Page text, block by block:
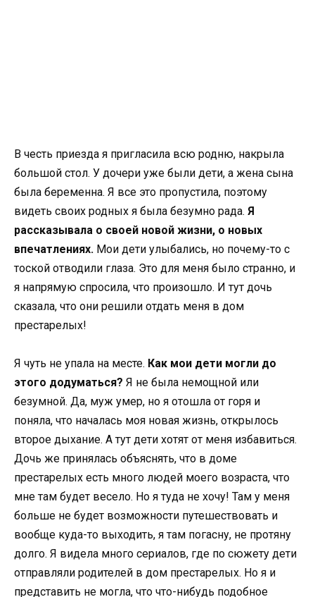
В честь приезда я пригласила всю родню, накрыла
большой стол. У дочери уже были дети, а жена сына
была беременна. Я все это пропустила, поэтому
видеть своих родных я была безумно рада. Я
рассказывала о своей новой жизни, о новых
впечатлениях. Мои дети улыбались, но почему-то с
тоской отводили глаза. Это для меня было странно, и
я напрямую спросила, что произошло. И тут дочь
сказала, что они решили отдать меня в дом
престарелых!
Я чуть не упала на месте. Как мои дети могли до
этого додуматься? Я не была немощной или
безумной. Да, муж умер, но я отошла от горя и
поняла, что началась моя новая жизнь, открылось
второе дыхание. А тут дети хотят от меня избавиться.
Дочь же принялась объяснять, что в доме
престарелых есть много людей моего возраста, что
мне там будет весело. Но я туда не хочу! Там у меня
больше не будет возможности путешествовать и
вообще куда-то выходить, я там погасну, не протяну
долго. Я видела много сериалов, где по сюжету дети
отправляли родителей в дом престарелых. Но я и
представить не могла, что что-нибудь подобное